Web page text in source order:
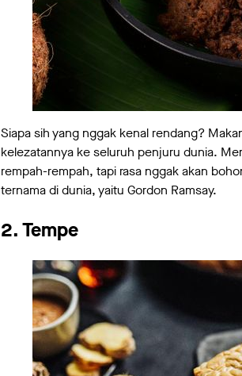
Siapa sih yang nggak kenal rendang?
kelezatannya ke seluruh penjuru dunia.
rempah-rempah, tapi rasa nggak akan
ternama di dunia, yaitu Gordon Ramsay.
2. Tempe